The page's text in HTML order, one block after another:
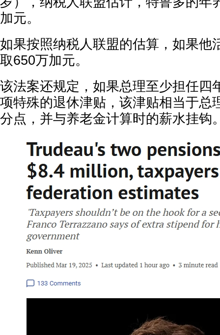
加元。
如果按照纳税人联盟的估算，如果他
取650万加元。
该法案还规定，如果总理至少担任四
项特殊的退休津贴，该津贴相当于总
分点，并与养老金计算时的薪水挂钩